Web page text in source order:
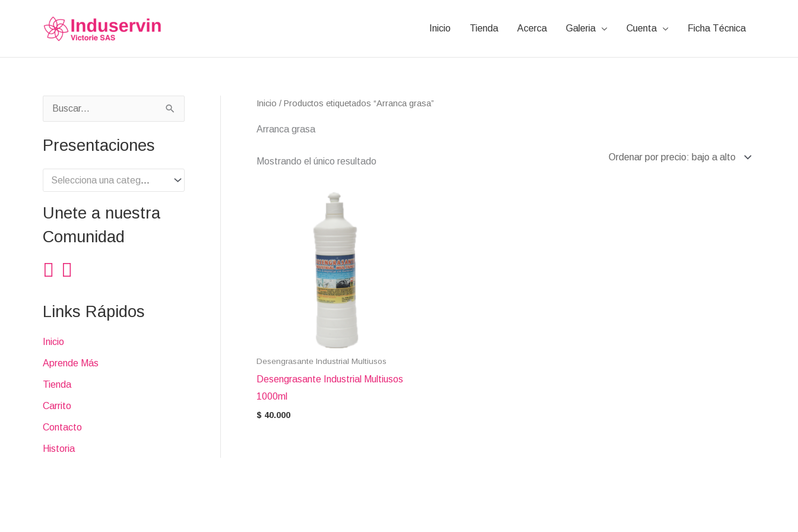
Inicio Tienda Acerca Galeria Cuenta Ficha Técnica
s
c
r
o
r
Presentaciones
Selecciona una categoría
Unete a nuestra
Comunidad
Links Rápidos
Inicio
Aprende Más
Tienda
Carrito
Contacto
Historia
Inicio / Productos etiquetados “Arranca grasa”
Arranca grasa
Mostrando el único resultado
Desengrasante Industrial Multiusos
Desengrasante Industrial Multiusos
1000ml
$ 40.000